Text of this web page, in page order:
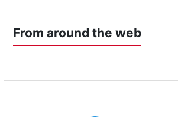
From around the web